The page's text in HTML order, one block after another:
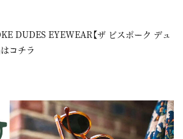
DUDES EYEWEAR【ザ ビスポーク デュ
コチラ